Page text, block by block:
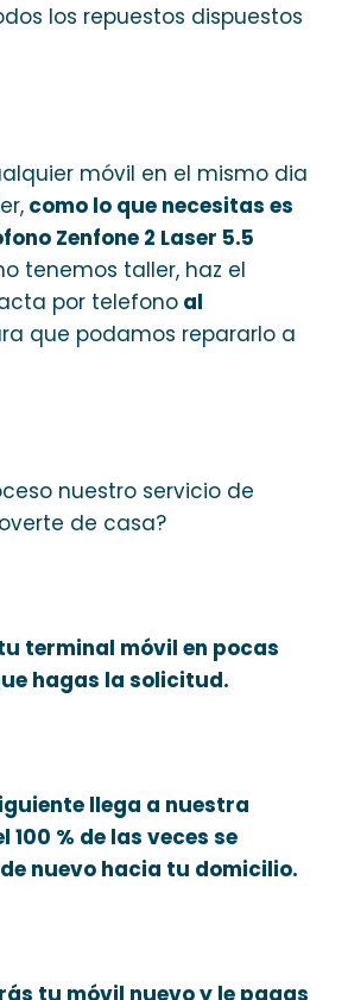
los repuestos dispuestos
móvil en el mismo dia
como lo que necesitas es
Zenfone 2 Laser 5.5
tenemos taller, haz el
por telefono al
que podamos repararlo a
nuestro servicio de
de casa?
terminal móvil en pocas
hagas la solicitud.
llega a nuestra
100 % de las veces se
nuevo hacia tu domicilio.
tu móvil nuevo y le pagas